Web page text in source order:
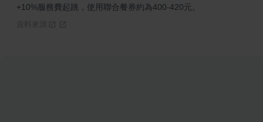
+10%服務費起跳，使用聯合餐券約為400-420元。